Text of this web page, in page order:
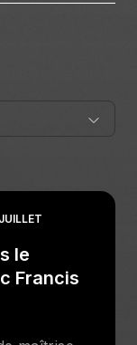
le
Francis